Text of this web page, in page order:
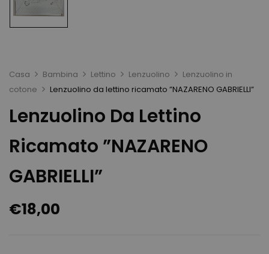
Casa Bambina Lettino Lenzuolino
Lenzuolino in
cotone
Lenzuolino da lettino ricamato ”NAZARENO GABRIELLI”
Lenzuolino Da Lettino
Ricamato ”NAZARENO
GABRIELLI”
€18,00